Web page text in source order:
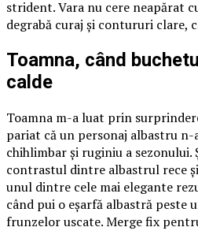
strident. Vara nu cere neapărat
degrabă curaj și contururi clare,
Toamna, când
calde
Toamna m-a luat prin
pariat că un personaj albastru
chihlimbar și ruginiu a sezonului.
contrastul dintre albastrul rece
unul dintre cele mai elegante
când pui o eșarfă albastră peste
frunzelor uscate. Merge fix